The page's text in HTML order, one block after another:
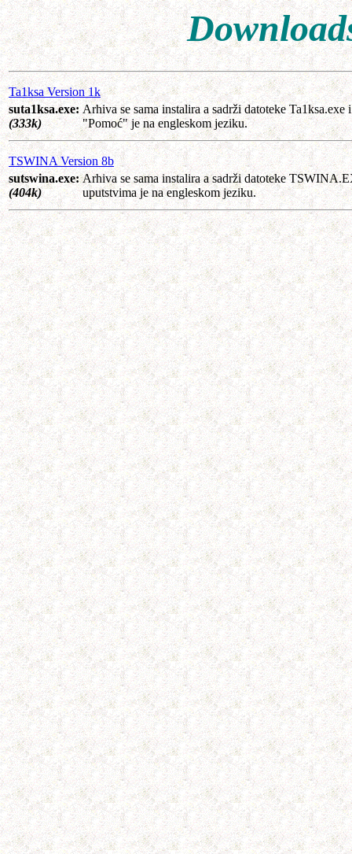
Ta1ksa Version 1k
suta1ksa.exe:
(333k)
Arhiva se sama instalira a sadrži datoteke
"Pomoć" je na engleskom jeziku.
TSWINA Version 8b
sutswina.exe:
(404k)
Arhiva se sama instalira a sadrži datoteke
uputstvima je na engleskom jeziku.